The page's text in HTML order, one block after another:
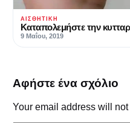
ΑΙΣΘΗΤΙΚΉ
Καταπολεμήστε την
9 Μαΐου, 2019
Αφήστε ένα σχόλιο
Your email address will